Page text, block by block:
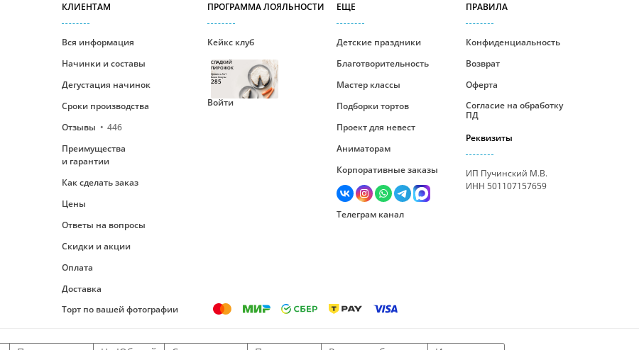
КЛИЕНТАМ
Вся информация
Начинки и составы
Дегустация начинок
Сроки производства
Отзывы
446
Преимущества
и гарантии
Как сделать заказ
Цены
Ответы на вопросы
Скидки и акции
Оплата
Доставка
Торт по вашей фотографии
ПРОГРАММА ЛОЯЛЬНОСТИ
Кейкс клуб
СЛАДКИЙ
ПИРОЖОК
Уровень №1
Ваши бонусы
285
Войти
ЕЩЕ
Детские праздники
Благотворительность
Мастер классы
Подборки тортов
Проект для невест
Аниматорам
Корпоративные заказы
Телеграм канал
ПРАВИЛА
Конфиденциальность
Возврат
Оферта
Согласие на обработку
ПД
Реквизиты
ИП Пучинский М.В.
ИНН 501107157659